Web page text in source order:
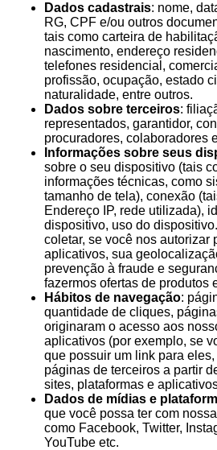
Dados cadastrais: nome,
RG, CPF e/ou outros
tais como carteira de
nascimento, endereço
telefones residencial,
profissão, ocupação, estado
naturalidade, entre outros.
Dados sobre terceiros:
representados, garantidor,
procuradores, colaboradores
Informações sobre seus
sobre o seu dispositivo (tais
informações técnicas, como
tamanho de tela), conexão
Endereço IP, rede utilizada),
dispositivo, uso do
coletar, se você nos autorizar
aplicativos, sua
prevenção à fraude e
fazermos ofertas de produtos
Hábitos de navegação:
quantidade de cliques,
originaram o acesso aos
aplicativos (por exemplo, se
que possuir um link para
páginas de terceiros a partir
sites, plataformas e
Dados de mídias e
que você possa ter com
como Facebook, Twitter,
YouTube etc.